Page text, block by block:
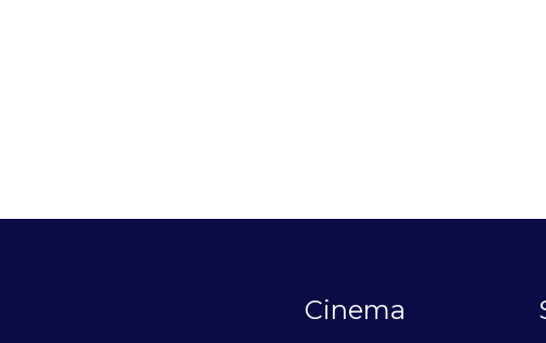
Cinema